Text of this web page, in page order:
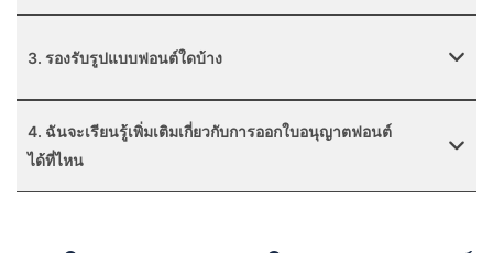
3. รองรับรูปแบบฟอนต์ใดบ้าง
4. ฉันจะเรียนรู้เพิ่มเติมเกี่ยวกับการออกใบอนุญาตฟอนต์
ได้ที่ไหน